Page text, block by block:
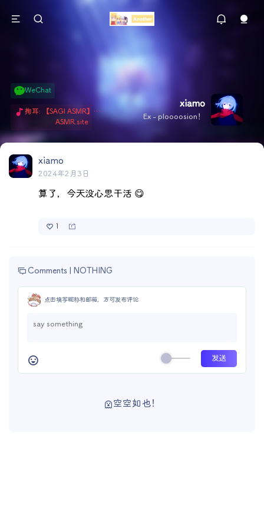
xiamo
Ex - ploooosion！
WeChat
掏耳: 【SAGI ASMR】今天就由阿米娅给博士掏耳吧「耳勺x鹅毛棒x吹气」 Hi-Res无损助眠 + 单刷: ASMR 精选4.0｜ 陪伴天花板 ✦扶扶の温柔哄睡 ✦ 顶级道具和语气词的交融 ✦ 扶桑大红花、
ASMR.site
xiamo
2024年2月3日
算了，今天没心思干活 😋
1
Comments | NOTHING
点击填写昵称和邮箱，方可发布评论
空空如也！